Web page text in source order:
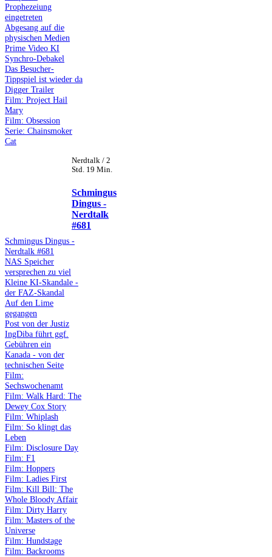
Prophezeiung
eingetreten
Abgesang auf die
physischen Medien
Prime Video KI
Synchro-Debakel
Das Besucher-
Tippspiel ist wieder da
Digger Trailer
Film: Project Hail
Mary
Film: Obsession
Serie: Chainsmoker
Cat
Nerdtalk / 2
Std. 19 Min.
Schmingus
Dingus -
Nerdtalk
#681
Schmingus Dingus -
Nerdtalk #681
NAS Speicher
versprechen zu viel
Kleine KI-Skandale -
der FAZ-Skandal
Auf den Lime
gegangen
Post von der Justiz
IngDiba führt ggf.
Gebühren ein
Kanada - von der
technischen Seite
Film:
Sechswochenamt
Film: Walk Hard: The
Dewey Cox Story
Film: Whiplash
Film: So klingt das
Leben
Film: Disclosure Day
Film: F1
Film: Hoppers
Film: Ladies First
Film: Kill Bill: The
Whole Bloody Affair
Film: Dirty Harry
Film: Masters of the
Universe
Film: Hundstage
Film: Backrooms